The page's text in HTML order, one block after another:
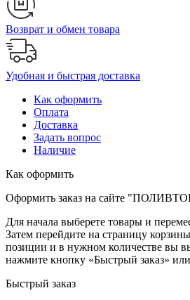
Возврат и обмен товара
Удобная и быстрая доставка
Как оформить
Оплата
Доставка
Задать вопрос
Наличие
Как оформить
Оформить заказ на сайте
Для начала выберете товары и
Затем перейдите на страницу
позиции и в нужном количестве вы
нажмите кнопку «Быстрый заказ»
Быстрый заказ